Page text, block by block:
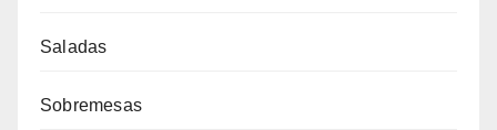
Saladas
Sobremesas